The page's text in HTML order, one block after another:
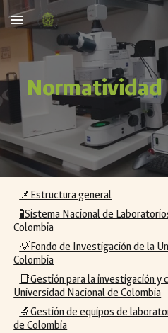
Skip to main content
Normatividad
📌Estructura general
🧪Sistema Nacional de
Colombia
💡Fondo de Investigación de la
Colombia
📑Gestión para la investigación y
Universidad Nacional de Colombia
🔬Gestión de equipos de
de Colombia